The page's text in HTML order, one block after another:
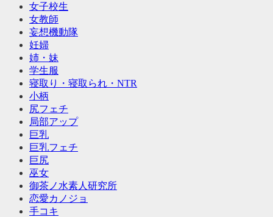
女子校生
女教師
妄想機動隊
妊婦
姉・妹
学生服
寝取り・寝取られ・NTR
小柄
尻フェチ
局部アップ
巨乳
巨乳フェチ
巨尻
巫女
御茶ノ水素人研究所
恋愛カノジョ
手コキ